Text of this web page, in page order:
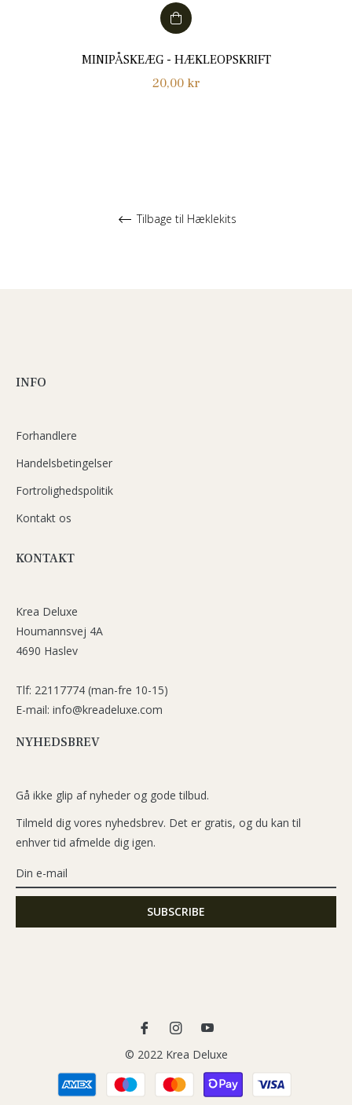
MINIPÅSKEÆG - HÆKLEOPSKRIFT
Normalpris
20,00 kr
Tilbage til Hæklekits
INFO
Forhandlere
Handelsbetingelser
Fortrolighedspolitik
Kontakt os
KONTAKT
Krea Deluxe
Houmannsvej 4A
4690 Haslev
Tlf: 22117774 (man-fre 10-15)
E-mail: info@kreadeluxe.com
NYHEDSBREV
Gå ikke glip af nyheder og gode tilbud.
Tilmeld dig vores nyhedsbrev. Det er gratis, og du kan til
enhver tid afmelde dig igen.
Ins
You
© 2022 Krea Deluxe